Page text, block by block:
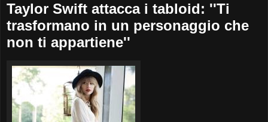
Taylor Swift attacca i tabloid: ''Ti
trasformano in un personaggio che
non ti appartiene''